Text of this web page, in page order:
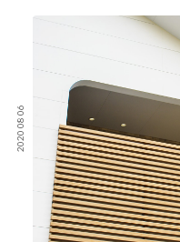
2020 08 06